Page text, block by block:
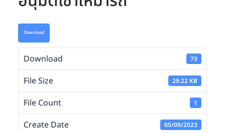
Download
Download 73
File Size 29.22 KB
File Count 1
Create Date 05/09/2023